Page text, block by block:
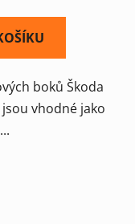
boků Škoda
vhodné jako